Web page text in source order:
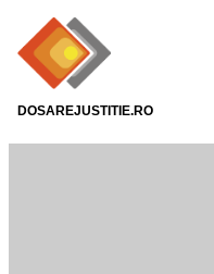
DOSAREJUSTITIE.RO